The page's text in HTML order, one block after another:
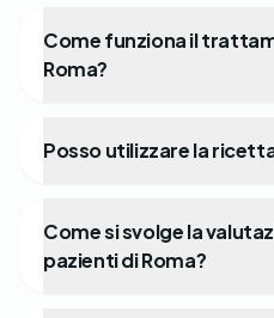
Come funziona il
Roma?
Posso utilizzare la
Come si svolge la
pazienti di Roma?